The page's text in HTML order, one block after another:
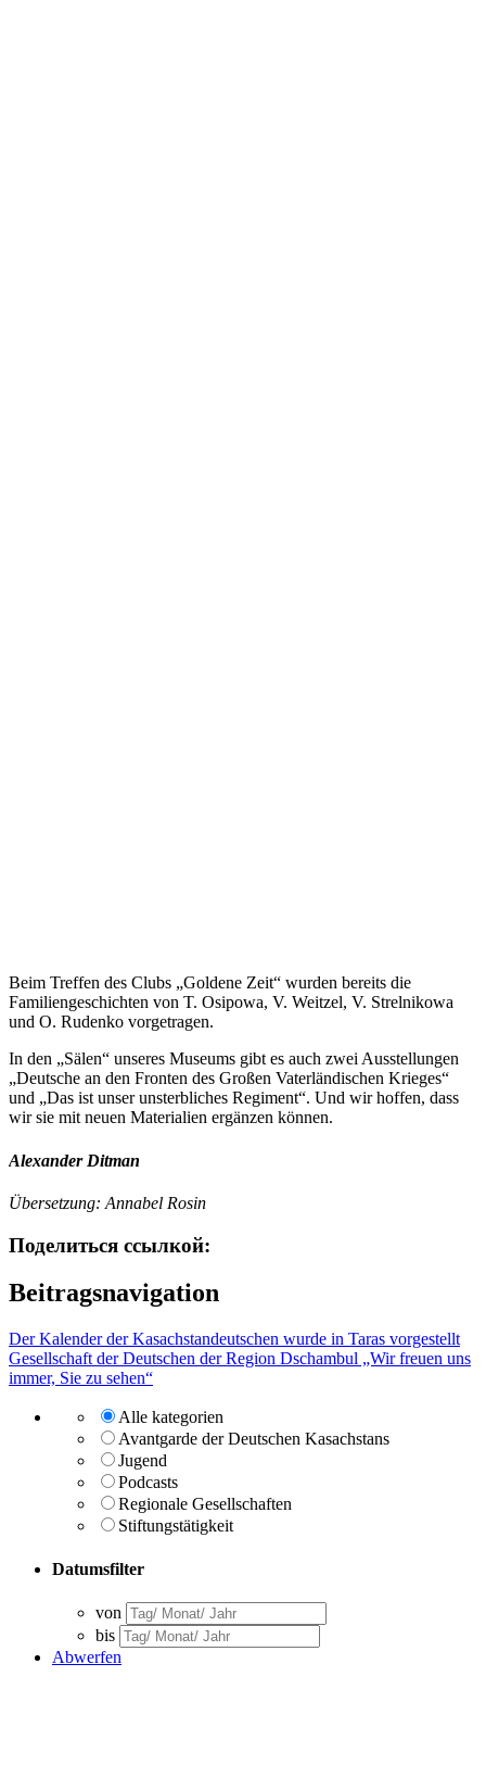
Beim Treffen des Clubs „Goldene Zeit“ wurden bereits die
Familiengeschichten von T. Osipowa, V. Weitzel, V. Strelnikowa
und O. Rudenko vorgetragen.
In den „Sälen“ unseres Museums gibt es auch zwei Ausstellungen
„Deutsche an den Fronten des Großen Vaterländischen Krieges“
und „Das ist unser unsterbliches Regiment“. Und wir hoffen, dass
wir sie mit neuen Materialien ergänzen können.
Alexander Ditman
Übersetzung: Annabel Rosin
Поделиться ссылкой:
Beitragsnavigation
Der Kalender der Kasachstandeutschen wurde in Taras vorgestellt
Gesellschaft der Deutschen der Region Dschambul „Wir freuen uns
immer, Sie zu sehen“
Alle kategorien
Avantgarde der Deutschen Kasachstans
Jugend
Podcasts
Regionale Gesellschaften
Stiftungstätigkeit
Datumsfilter
von
bis
Abwerfen